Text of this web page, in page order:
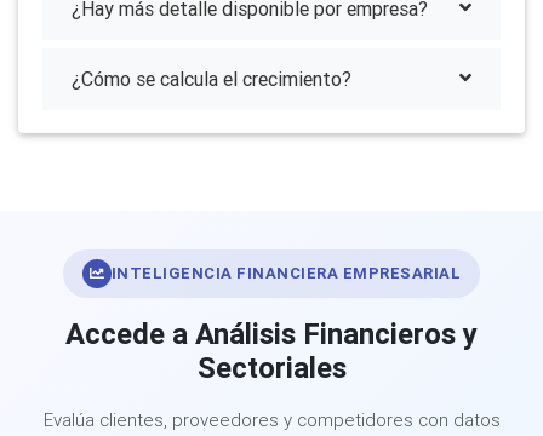
¿Hay más detalle disponible por empresa?
¿Cómo se calcula el crecimiento?
INTELIGENCIA FINANCIERA EMPRESARIAL
Accede a Análisis Financieros y
Sectoriales
Evalúa clientes, proveedores y competidores con datos